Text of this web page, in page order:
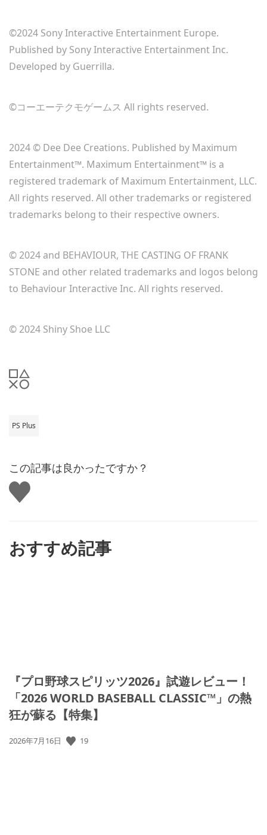
‎©2024 Sony Interactive Entertainment Europe.
Published by Sony Interactive Entertainment Inc.
Developed by Guerrilla.
©コーエーテクモゲームス All rights reserved.
2024 © Dee Dee Creations. Published by Maximum
Entertainment™. Maximum Entertainment™ is a
registered trademark of Maximum Entertainment, LLC.
All rights reserved. All other trademarks or registered
trademarks belong to their respective owners.
© 2024 and BEHAVIOUR, THE CASTING OF FRANK
STONE and other related trademarks and logos belong
to Behaviour Interactive Inc. All rights reserved.
© 2024 Shiny Shoe LLC
PS Plus
この記事は良かったですか？
い
い
おすすめ記事
『プロ野球スピリッツ2026』試遊レビュー！
「2026 WORLD BASEBALL CLASSIC™」の熱
狂が蘇る【特集】
公
2026年7月16日 19